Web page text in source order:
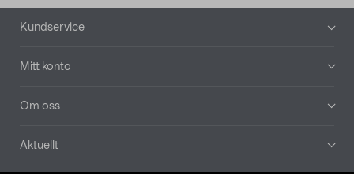
Sidfot
Kundservice
Mitt konto
Om oss
Aktuellt